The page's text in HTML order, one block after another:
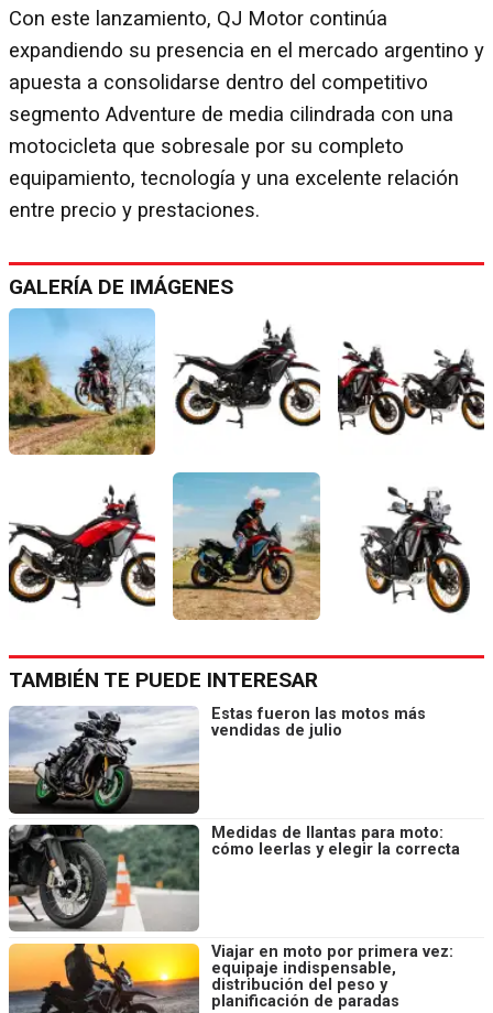
Con este lanzamiento, QJ Motor continúa
expandiendo su presencia en el mercado argentino y
apuesta a consolidarse dentro del competitivo
segmento Adventure de media cilindrada con una
motocicleta que sobresale por su completo
equipamiento, tecnología y una excelente relación
entre precio y prestaciones.
GALERÍA DE IMÁGENES
TAMBIÉN TE PUEDE INTERESAR
Estas fueron las motos más
vendidas de julio
Medidas de llantas para moto:
cómo leerlas y elegir la correcta
Viajar en moto por primera vez:
equipaje indispensable,
distribución del peso y
planificación de paradas